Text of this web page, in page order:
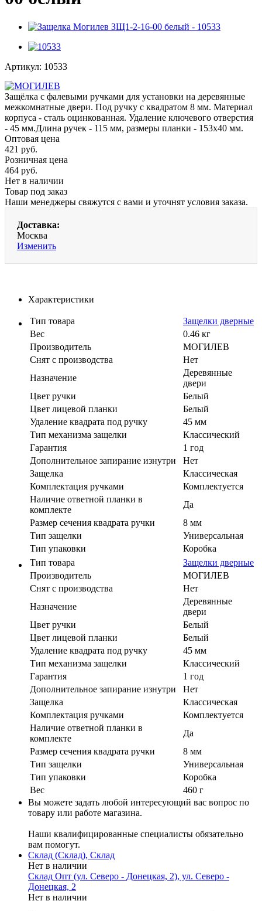
Артикул: 10533
Защёлка с фалевыми ручками для установки на деревянные
межкомнатные двери. Под ручку с квадратом 8 мм. Материал
корпуса - сталь оцинкованная. Удаление ключевого отверстия
- 45 мм.Длина ручек - 115 мм, размеры планки - 153х40 мм.
Оптовая цена
421 руб.
Розничная цена
464 руб.
Нет в наличии
Товар под заказ
Наши менеджеры свяжутся с вами и уточнят условия заказа.
Доставка:
Москва
Изменить
Характеристики
Тип товара
Защелки дверные
Вес
0.46 кг
Производитель
МОГИЛЕВ
Cнят с производства
Нет
Назначение
Деревянные
двери
Цвет ручки
Белый
Цвет лицевой планки
Белый
Удаление квадрата под ручку
45 мм
Тип механизма защелки
Классический
Гарантия
1 год
Дополнительное запирание изнутри
Нет
Защелка
Классическая
Комплектация ручками
Комплектуется
Наличие ответной планки в
комплекте
Да
Размер сечения квадрата ручки
8 мм
Тип защелки
Универсальная
Тип упаковки
Коробка
Тип товара
Защелки дверные
Производитель
МОГИЛЕВ
Cнят с производства
Нет
Назначение
Деревянные
двери
Цвет ручки
Белый
Цвет лицевой планки
Белый
Удаление квадрата под ручку
45 мм
Тип механизма защелки
Классический
Гарантия
1 год
Дополнительное запирание изнутри
Нет
Защелка
Классическая
Комплектация ручками
Комплектуется
Наличие ответной планки в
комплекте
Да
Размер сечения квадрата ручки
8 мм
Тип защелки
Универсальная
Тип упаковки
Коробка
Вес
460 г
Вы можете задать любой интересующий вас вопрос по
товару или работе магазина.
Наши квалифицированные специалисты обязательно
вам помогут.
Склад (Склад), Склад
Нет в наличии
Склад Опт (ул. Северо - Донецкая, 2), ул. Северо -
Донецкая, 2
Нет в наличии